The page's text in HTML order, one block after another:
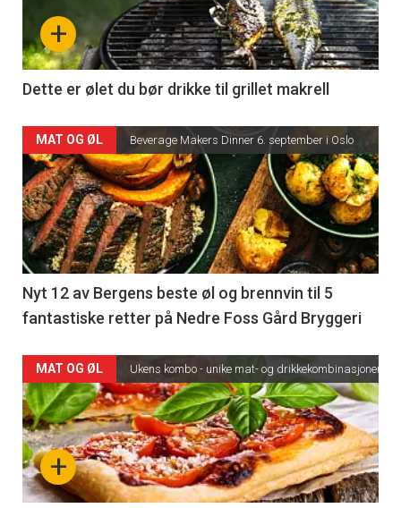
+
Dette er ølet du bør drikke til grillet makrell
MAT OG ØL Beverage Makers Dinner 6. september i Oslo
Nyt 12 av Bergens beste øl og brennvin til 5
fantastiske retter på Nedre Foss Gård Bryggeri
+
MAT OG ØL Ukens kombo - unike mat- og drikkekombinasjoner